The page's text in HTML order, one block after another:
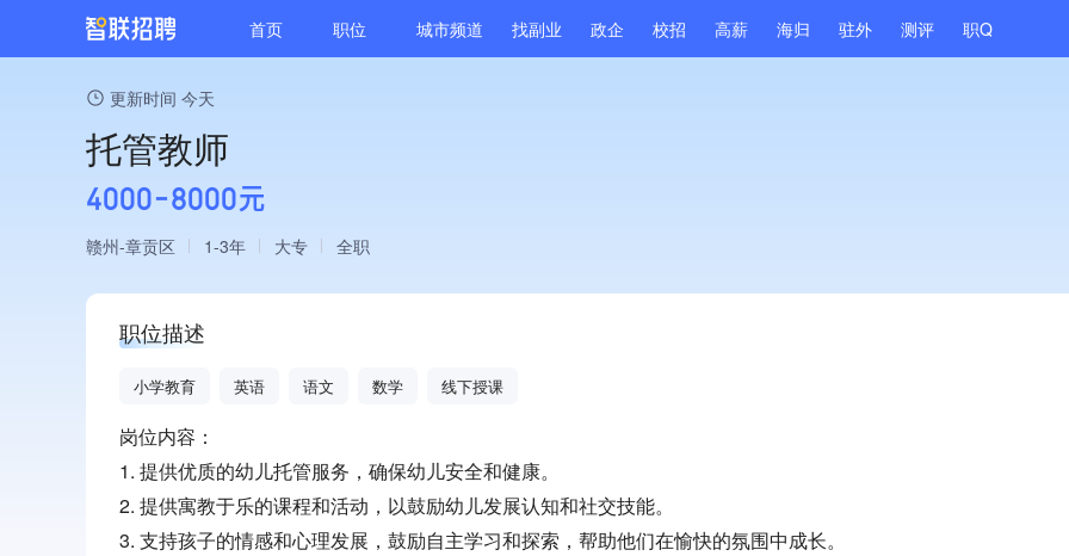
首页 职位 城市频道 找副业 政企 校招 高薪 海归 驻外 测评 职Q
更新时间 今天
托管教师
4000-8000元
赣州 章贡区 1-3年 大专 全职
职位描述
小学教育 英语 语文 数学 线下授课
岗位内容：
1. 提供优质的幼儿托管服务，确保幼儿安全和健康。
2. 提供寓教于乐的课程和活动，以鼓励幼儿发展认知和社交技能。
3. 支持孩子的情感和心理发展，鼓励自主学习和探索，帮助他们在愉快的氛围中成长。